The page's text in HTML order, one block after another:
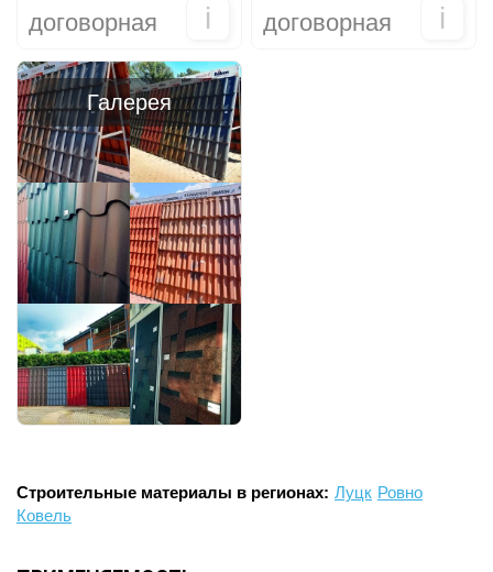
договорная i договорная i
Галерея
Строительные материалы в регионах: Луцк Ровно
Ковель